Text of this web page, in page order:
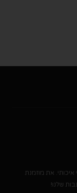
איכותי. את מוזמנת
שלנו!